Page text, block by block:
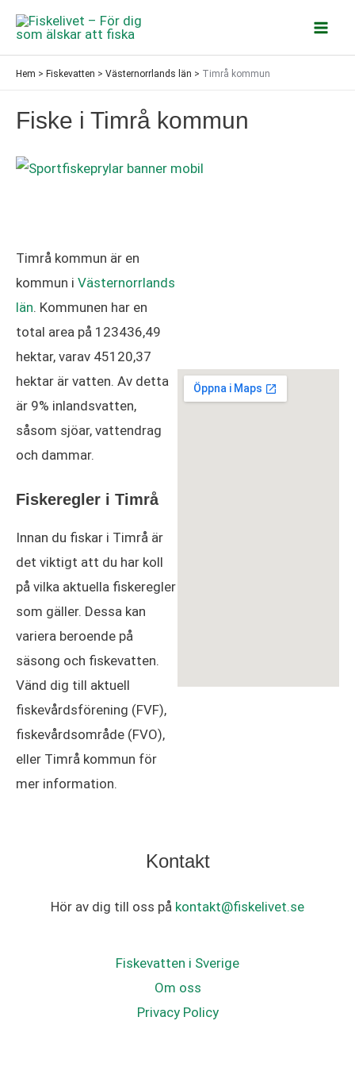
Hoppa
innehåll
Hem > Fiskevatten > Västernorrlands län > Timrå kommun
Fiske i Timrå kommun
Timrå kommun är en
kommun i Västernorrlands
län. Kommunen har en
total area på 123436,49
hektar, varav 45120,37
hektar är vatten. Av detta
är 9% inlandsvatten,
såsom sjöar, vattendrag
och dammar.
Fiskeregler i Timrå
Innan du fiskar i Timrå är
det viktigt att du har koll
på vilka aktuella fiskeregler
som gäller. Dessa kan
variera beroende på
säsong och fiskevatten.
Vänd dig till aktuell
fiskevårdsförening (FVF),
fiskevårdsområde (FVO),
eller Timrå kommun för
mer information.
Kontakt
Hör av dig till oss på kontakt@fiskelivet.se
Fiskevatten i Sverige
Om oss
Privacy Policy